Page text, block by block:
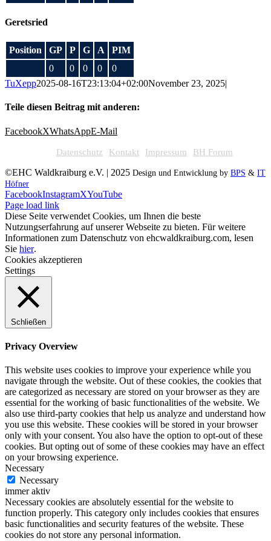
Geretsried
Position GP P G A
PIM
0
0 0 0
0
TuXepp2025-08-16T23:13:04+02:00November 23, 2025|
Teile diesen Beitrag mit anderen:
FacebookXWhatsAppE-Mail
Datenschutz Kontakt Impressum BH Forum
©EHC Waldkraiburg e.V. | 2025 Design und Entwicklung by BPS & IT
Höfner
FacebookInstagramXYouTube
Page load link
Diese Seite verwendet Cookies, um Ihnen die beste
Nutzungserfahrung auf unserer Webseite zu bieten. Für weitere
Informationen zum Datenschutz von ehcwaldkraiburg.com, lesen
Sie hier.
Cookies akzeptieren
Settings
Schließen
Privacy Overview
This website uses cookies to improve your experience while you
navigate through the website. Out of these cookies, the cookies that
are categorized as necessary are stored on your browser as they are
essential for the working of basic functionalities of the website. We
also use third-party cookies that help us analyze and understand how
you use this website. These cookies will be stored in your browser
only with your consent. You also have the option to opt-out of these
cookies. But opting out of some of these cookies may have an effect
on your browsing experience.
Necessary
Necessary
immer aktiv
Necessary cookies are absolutely essential for the website to
function properly. This category only includes cookies that ensures
basic functionalities and security features of the website. These
cookies do not store any personal information.